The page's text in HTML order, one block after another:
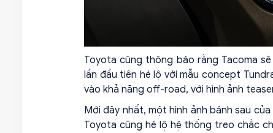
Toyota cũng thông báo rằng Tacoma
lần đầu tiên hé lộ với mẫu concept
vào khả năng off-road, với hình ảnh
Mới đây nhất, một hình ảnh bánh sau
Toyota cũng hé lộ hệ thống treo chắc